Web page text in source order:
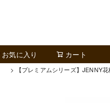
お気に入り カート
【プレミアムシリーズ】JENNY